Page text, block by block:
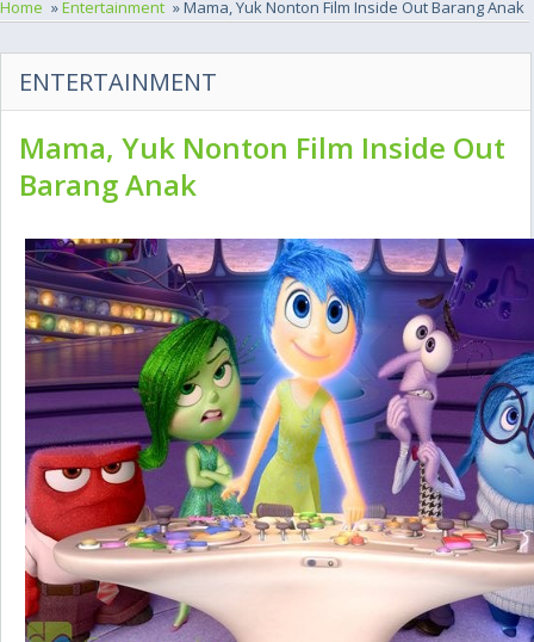
Home »Entertainment » Mama, Yuk Nonton Film Inside Out Barang Anak
ENTERTAINMENT
Mama, Yuk Nonton Film Inside Out
Barang Anak